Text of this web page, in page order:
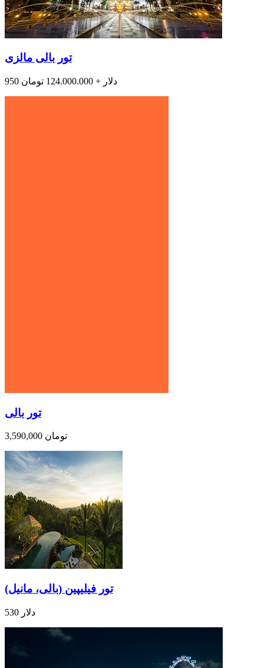
تور بالی مالزی
950 دلار + 124.000.000 تومان
تور بالی
3,590,000 تومان
تور فیلیپین (بالی، مانیل)
530 دلار